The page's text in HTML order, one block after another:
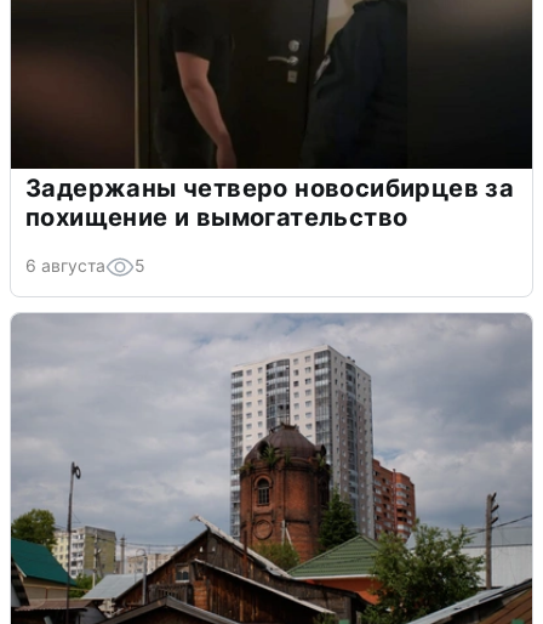
Задержаны четверо новосибирцев за
похищение и вымогательство
6 августа 5